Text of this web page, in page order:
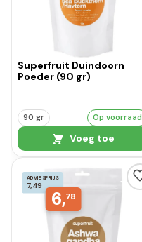
Superfruit Duindoorn
Poeder (90 gr)
90 gr Op voorraad
Voeg toe
ADVIESPRIJS
7,49
6,78